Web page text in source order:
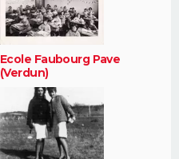
Ecole Faubourg Pave
(Verdun)